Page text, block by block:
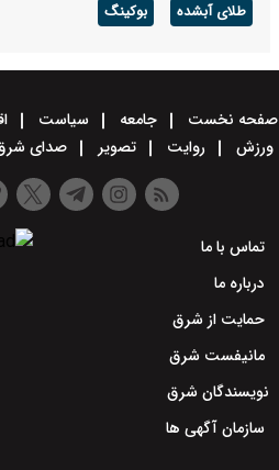
طلای آبشده بوکینگ
صفحه نخست جامعه سیاست
ورزش
روایت تصویر صدای
تماس با ما
درباره ما
حمایت از شرق
مانیفست شرق
نویسندگان شرق
سازمان آگهی ها